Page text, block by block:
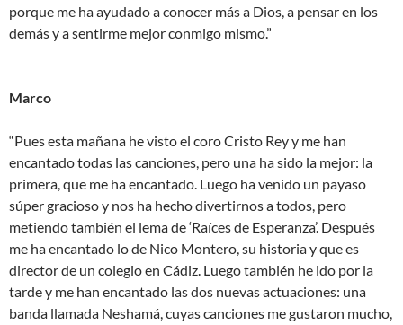
porque me ha ayudado a conocer más a Dios, a pensar en los
demás y a sentirme mejor conmigo mismo.”
Marco
“Pues esta mañana he visto el coro Cristo Rey y me han
encantado todas las canciones, pero una ha sido la mejor: la
primera, que me ha encantado. Luego ha venido un payaso
súper gracioso y nos ha hecho divertirnos a todos, pero
metiendo también el lema de ‘Raíces de Esperanza’. Después
me ha encantado lo de Nico Montero, su historia y que es
director de un colegio en Cádiz. Luego también he ido por la
tarde y me han encantado las dos nuevas actuaciones: una
banda llamada Neshamá, cuyas canciones me gustaron mucho,